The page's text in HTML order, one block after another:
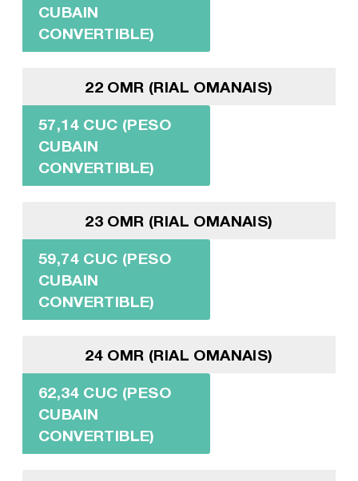
CUBAIN
CONVERTIBLE)
22 OMR (RIAL OMANAIS)
57,14 CUC (PESO
CUBAIN
CONVERTIBLE)
23 OMR (RIAL OMANAIS)
59,74 CUC (PESO
CUBAIN
CONVERTIBLE)
24 OMR (RIAL OMANAIS)
62,34 CUC (PESO
CUBAIN
CONVERTIBLE)